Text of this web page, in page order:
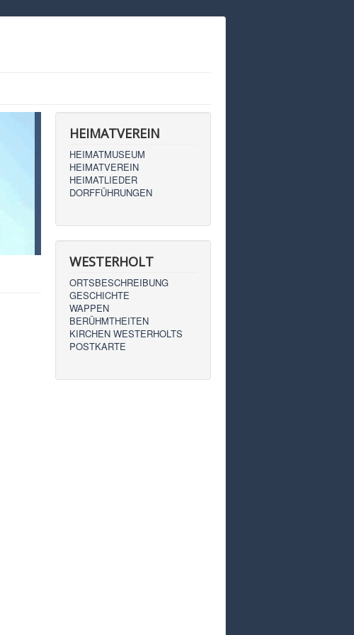
HEIMATVEREIN
HEIMATMUSEUM
HEIMATVEREIN
HEIMATLIEDER
DORFFÜHRUNGEN
WESTERHOLT
ORTSBESCHREIBUNG
GESCHICHTE
WAPPEN
BERÜHMTHEITEN
KIRCHEN WESTERHOLTS
POSTKARTE